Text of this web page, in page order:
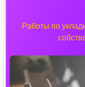
Работы по